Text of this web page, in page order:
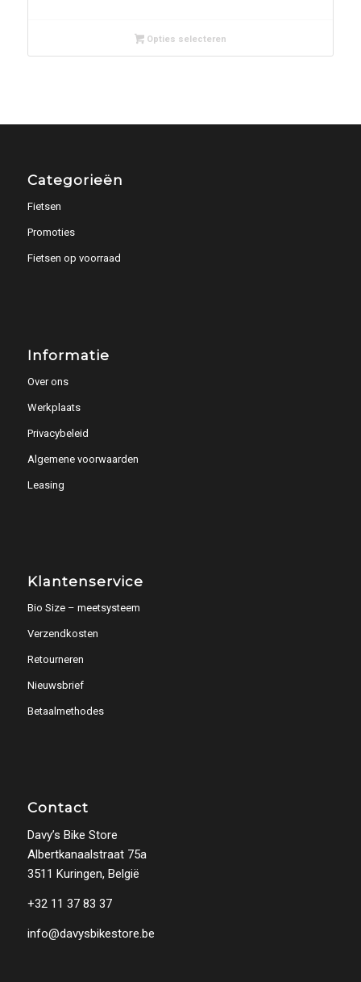
Opties selecteren
Categorieën
Fietsen
Promoties
Fietsen op voorraad
Informatie
Over ons
Werkplaats
Privacybeleid
Algemene voorwaarden
Leasing
Klantenservice
Bio Size – meetsysteem
Verzendkosten
Retourneren
Nieuwsbrief
Betaalmethodes
Contact
Davy’s Bike Store
Albertkanaalstraat 75a
3511 Kuringen, België
+32 11 37 83 37
info@davysbikestore.be